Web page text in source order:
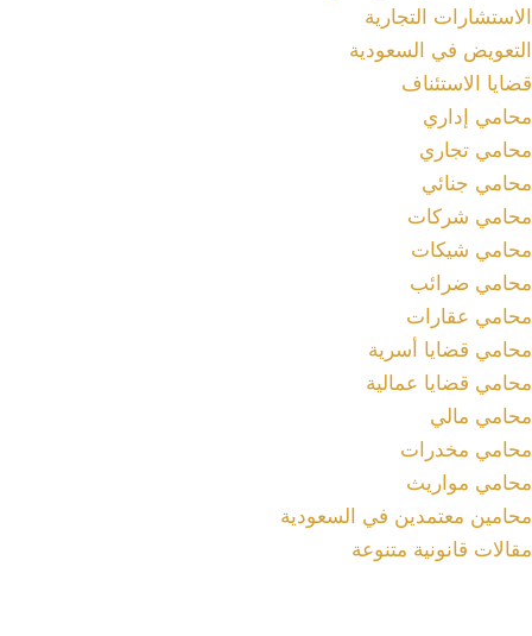
الاستشارات التجارية
التعويض في السعودية
قضايا الاستئناف
محامي إداري
محامي تجاري
محامي جنائي
محامي شركات
محامي شيكات
محامي ضرائب
محامي عقارات
محامي قضايا أسرية
محامي قضايا عمالية
محامي مالي
محامي مخدرات
محامي مواريث
محامين معتمدين في السعودية
مقالات قانونية متنوعة